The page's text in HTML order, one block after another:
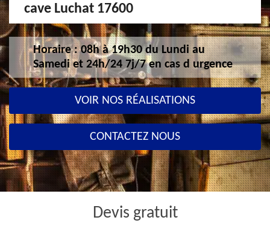
cave Luchat 17600
Horaire : 08h à 19h30 du Lundi au
Samedi et 24h/24 7j/7 en cas d urgence
VOIR NOS RÉALISATIONS
CONTACTEZ NOUS
Devis gratuit